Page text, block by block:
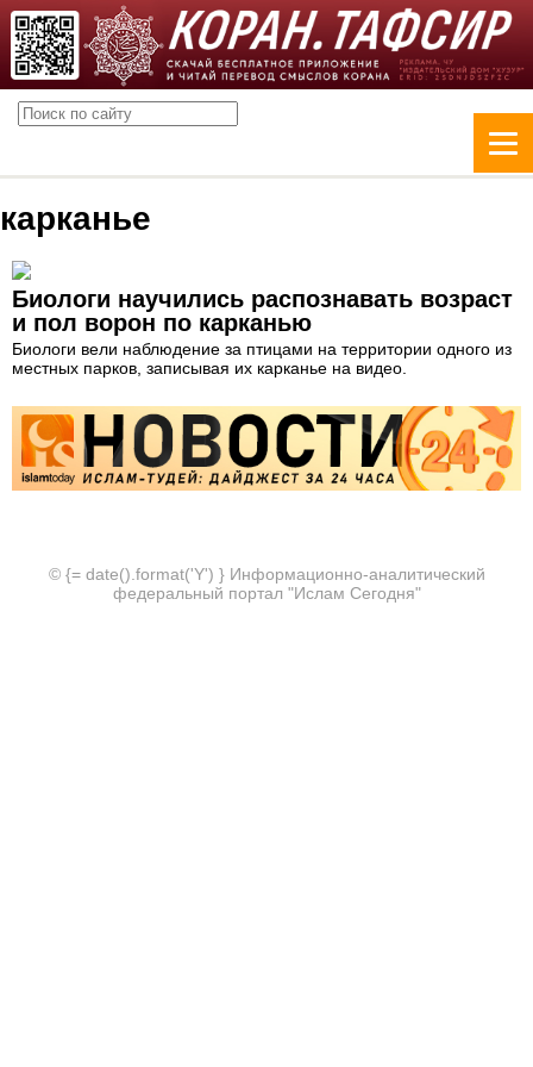
карканье
Биологи научились распознавать возраст
и пол ворон по карканью
Биологи вели наблюдение за птицами на территории одного из
местных парков, записывая их карканье на видео.
© {= date().format('Y') } Информационно-аналитический
федеральный портал "Ислам Сегодня"